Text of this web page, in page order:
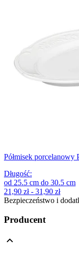
Półmisek
Długość:
od 25.5 cm do 30.5 cm
21,90 zł - 31,90 zł
Bezpieczeństwo i
Producent